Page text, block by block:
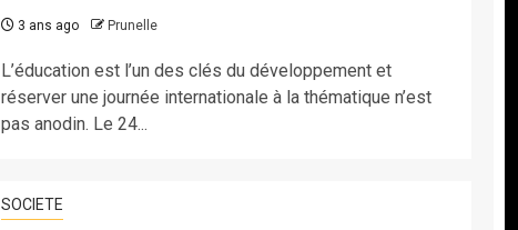
3 ans ago Prunelle
L’éducation est l’un des clés du développement et
réserver une journée internationale à la thématique n’est
pas anodin. Le 24...
SOCIETE